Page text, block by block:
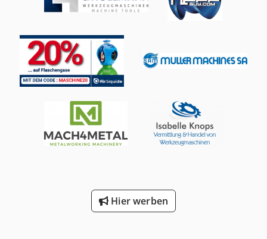
590 mm, eine Spindelleistung von 5,5 kW und eine
Werkzeugrevolver mit 12 Positionen. Wenn Sie auf der
Suche nach einer hochwertigen Drehmaschine sind,
sollten Sie die MORI SEIKI NL2000SY/500 Maschine in
Betracht ziehen, die wir zum Verkauf anbieten. Dksdpfxox
D R Auj Anuor • Werkzeugrevolver: 12 Positionen
Hier werben